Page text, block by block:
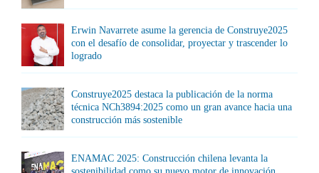
Erwin Navarrete asume la gerencia de Construye2025
con el desafío de consolidar, proyectar y trascender lo
logrado
Construye2025 destaca la publicación de la norma
técnica NCh3894:2025 como un gran avance hacia una
construcción más sostenible
ENAMAC 2025: Construcción chilena levanta la